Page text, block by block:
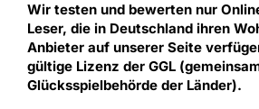
Wir testen und bewerten nur
Leser, die in Deutschland ihren
Anbieter auf unserer Seite
gültige Lizenz der GGL
Glücksspielbehörde der Länder).